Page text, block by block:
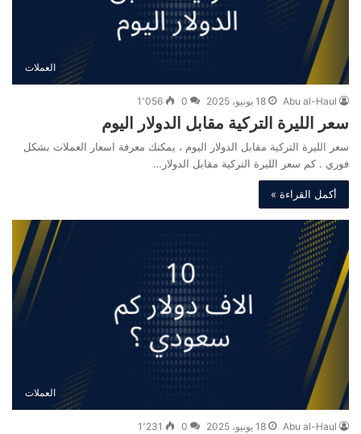
العملات
Abu al-Haul 18 يونيو، 2025 0 1٬056
سعر الليرة التركية مقابل الدولار اليوم
سعر الليرة التركية مقابل الدولار اليوم ، يمكنك معرفة اسعار العملات بشكل
فوري . كم سعر الليرة التركية مقابل الدولار…
أكمل القراءة »
العملات
Abu al-Haul 18 يونيو، 2025 0 1٬231